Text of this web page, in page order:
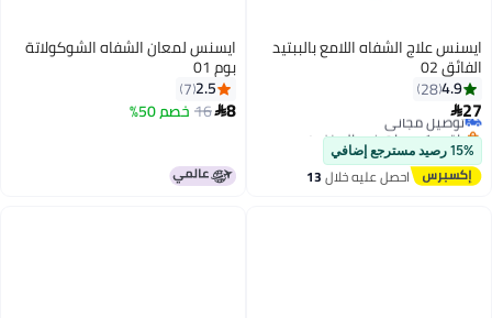
ايسنس علاج الشفاه اللامع بالببتيد
الفائق 02
4.9
28
27توصيل مجاني
باقي 1 وحدات في المخزون
توصيل مجاني
15% رصيد مسترجع إضافي
احصل عليه خلال13
اغسطس
ايسنس لمعان الشفاه الشوكولاتة
بوم 01
2.5
7
8
16 خصم 50%